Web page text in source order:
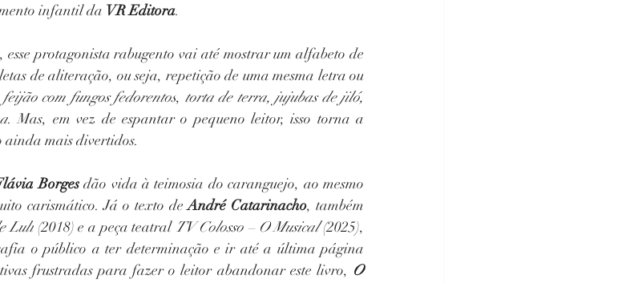
infantil da VR Editora.
protagonista rabugento vai até mostrar um alfabeto de
de aliteração, ou seja, repetição de uma mesma letra ou
com fungos fedorentos, torta de terra, jujubas de jiló,
. Mas, em vez de espantar o pequeno leitor, isso torna a
mais divertidos.
Borges dão vida à teimosia do caranguejo, ao mesmo
carismático. Já o texto de André Catarinacho, também
Luli (2018) e a peça teatral TV Colosso – O Musical (2025),
o público a ter determinação e ir até a última página
frustradas para fazer o leitor abandonar este livro, O